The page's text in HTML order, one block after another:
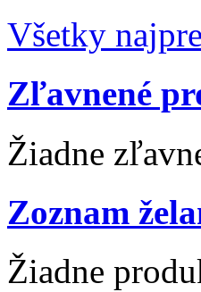
Všetky
Zľavnené
Žiadne
Zoznam
Žiadne